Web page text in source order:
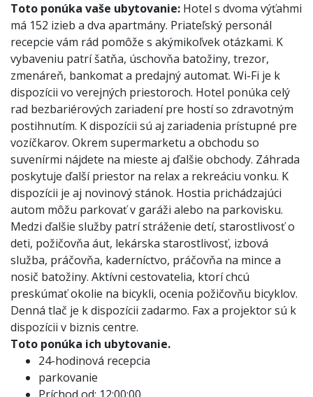
Toto ponúka vaše ubytovanie: Hotel s dvoma výťahmi
má 152 izieb a dva apartmány. Priateľský personál
recepcie vám rád pomôže s akýmikoľvek otázkami. K
vybaveniu patrí šatňa, úschovňa batožiny, trezor,
zmenáreň, bankomat a predajný automat. Wi-Fi je k
dispozícii vo verejných priestoroch. Hotel ponúka celý
rad bezbariérových zariadení pre hostí so zdravotným
postihnutím. K dispozícii sú aj zariadenia prístupné pre
vozíčkarov. Okrem supermarketu a obchodu so
suvenírmi nájdete na mieste aj ďalšie obchody. Záhrada
poskytuje ďalší priestor na relax a rekreáciu vonku. K
dispozícii je aj novinový stánok. Hostia prichádzajúci
autom môžu parkovať v garáži alebo na parkovisku.
Medzi ďalšie služby patrí stráženie detí, starostlivosť o
deti, požičovňa áut, lekárska starostlivosť, izbová
služba, práčovňa, kaderníctvo, práčovňa na mince a
nosič batožiny. Aktívni cestovatelia, ktorí chcú
preskúmať okolie na bicykli, ocenia požičovňu bicyklov.
Denná tlač je k dispozícii zadarmo. Fax a projektor sú k
dispozícii v biznis centre.
Toto ponúka ich ubytovanie.
24-hodinová recepcia
parkovanie